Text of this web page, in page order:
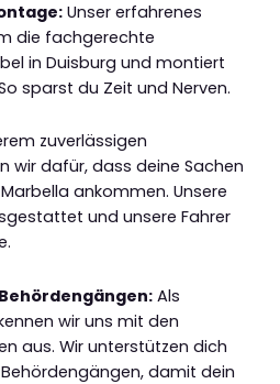
Unser erfahrenes
die fachgerechte
in Duisburg und montiert
sparst du Zeit und Nerven.
zuverlässigen
wir dafür, dass deine Sachen
ankommen. Unsere
und unsere Fahrer
Als
wir uns mit den
aus. Wir unterstützen dich
damit dein